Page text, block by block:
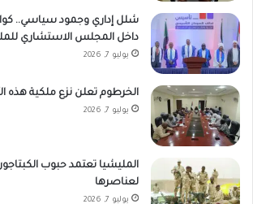
شلل إداري وجمود سياسي..
داخل المجلس الاستشاري
يوليو 7, 2026
الخرطوم تعلن نزع ملكية هذه
يوليو 7, 2026
المليشيا تعتمد حبوب
لعناصرها
يوليو 7, 2026